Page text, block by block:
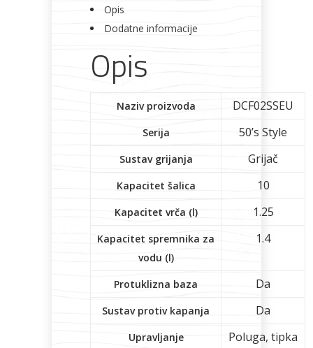
Opis
Dodatne informacije
Opis
Naziv proizvoda DCF02SSEU
Serija 50’s Style
Sustav grijanja Grijač
Kapacitet šalica 10
Kapacitet vrča (l) 1.25
Kapacitet spremnika za
vodu (l)
1.4
Protuklizna baza Da
Sustav protiv kapanja Da
Upravljanje Poluga, tipka